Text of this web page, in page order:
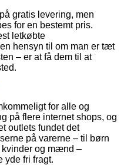
gratis levering, men
for en bestemt pris.
letkøbte
hensyn til om man er tæt
– er at få dem til at
for alle og
på flere internet shops, og
outlets fundet det
på varerne – til børn
kvinder og mænd –
yde fri fragt.